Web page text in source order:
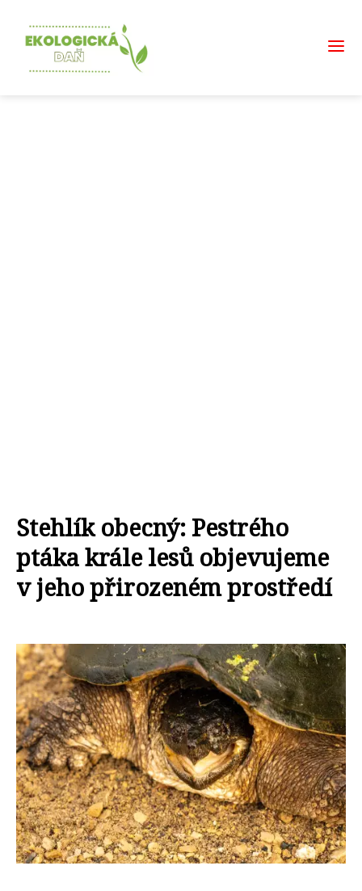
Stehlík obecný: Pestrého
ptáka krále lesů objevujeme
v jeho přirozeném prostředí